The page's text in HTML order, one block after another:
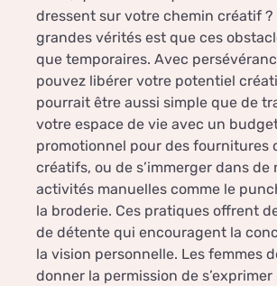
dressent sur votre chemin créatif ?
grandes vérités est que ces
que temporaires. Avec
pouvez libérer votre potentiel
pourrait être aussi simple que de
votre espace de vie avec un
promotionnel pour des fournitures
créatifs, ou de s’immerger dans de
activités manuelles comme le
la broderie. Ces pratiques offrent
de détente qui encouragent la
la vision personnelle. Les femmes
donner la permission de